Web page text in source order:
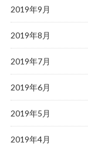
2019年9月
2019年8月
2019年7月
2019年6月
2019年5月
2019年4月